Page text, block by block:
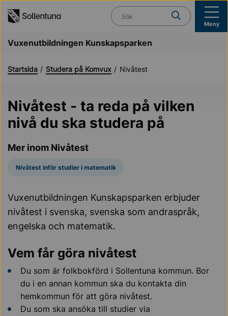
Vad söker du?
Meny
Vuxenutbildningen Kunskapsparken
Startsida Studera på Komvux Nivåtest
Nivåtest - ta reda på vilken
nivå du ska studera på
Mer inom Nivåtest
Nivåtest inför studier i matematik
Vuxenutbildningen Kunskapsparken erbjuder
nivåtest i svenska, svenska som andraspråk,
engelska och matematik.
Vem får göra nivåtest
Du som är folkbokförd i Sollentuna kommun. Bor
du i en annan kommun ska du kontakta din
hemkommun för att göra nivåtest.
Du som ska ansöka till studier via